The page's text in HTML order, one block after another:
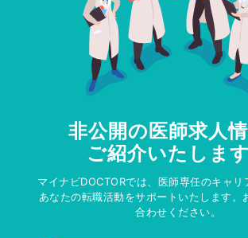
非公開の医師求人
ご紹介いたします
マイナビDOCTORでは、医師専任のキャリ
あなたの転職活動をサポートいたします。
合わせください。